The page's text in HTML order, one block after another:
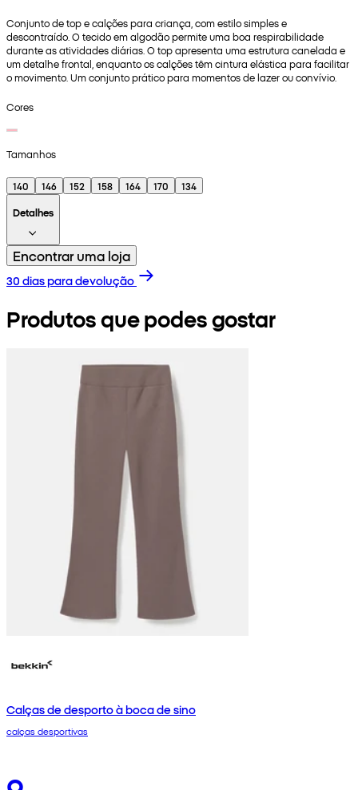
Conjunto de top e calções para criança, com estilo simples e
descontraído. O tecido em algodão permite uma boa respirabilidade
durante as atividades diárias. O top apresenta uma estrutura canelada e
um detalhe frontal, enquanto os calções têm cintura elástica para facilitar
o movimento. Um conjunto prático para momentos de lazer ou convívio.
Cores
Tamanhos
140 146 152 158 164 170
134
Detalhes
Encontrar uma loja
30 dias para devolução
Produtos que podes gostar
Calças de desporto à boca de sino
calças desportivas